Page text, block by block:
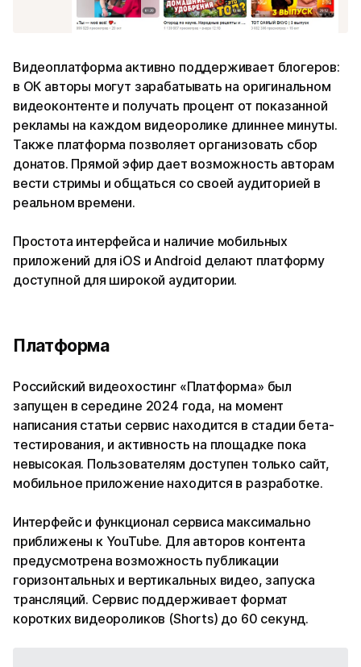
Видеоплатформа активно поддерживает блогеров:
в ОК авторы могут зарабатывать на оригинальном
видеоконтенте и получать процент от показанной
рекламы на каждом видеоролике длиннее минуты.
Также платформа позволяет организовать сбор
донатов. Прямой эфир дает возможность авторам
вести стримы и общаться со своей аудиторией в
реальном времени.
Простота интерфейса и наличие мобильных
приложений для iOS и Android делают платформу
доступной для широкой аудитории.
Платформа
Российский видеохостинг «Платформа» был
запущен в середине 2024 года, на момент
написания статьи сервис находится в стадии бета-
тестирования, и активность на площадке пока
невысокая. Пользователям доступен только сайт,
мобильное приложение находится в разработке.
Интерфейс и функционал сервиса максимально
приближены к YouTube. Для авторов контента
предусмотрена возможность публикации
горизонтальных и вертикальных видео, запуска
трансляций. Сервис поддерживает формат
коротких видеороликов (Shorts) до 60 секунд.